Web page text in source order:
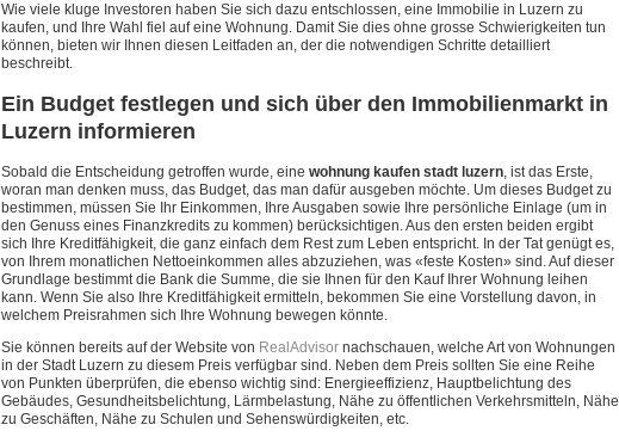
Wie viele kluge Investoren haben Sie sich dazu entschlossen, eine Immobilie in Luzern zu
kaufen, und Ihre Wahl fiel auf eine Wohnung. Damit Sie dies ohne grosse Schwierigkeiten tun
können, bieten wir Ihnen diesen Leitfaden an, der die notwendigen Schritte detailliert
beschreibt.
Ein Budget festlegen und sich über den Immobilienmarkt in
Luzern informieren
Sobald die Entscheidung getroffen wurde, eine wohnung kaufen stadt luzern, ist das Erste,
woran man denken muss, das Budget, das man dafür ausgeben möchte. Um dieses Budget zu
bestimmen, müssen Sie Ihr Einkommen, Ihre Ausgaben sowie Ihre persönliche Einlage (um in
den Genuss eines Finanzkredits zu kommen) berücksichtigen. Aus den ersten beiden ergibt
sich Ihre Kreditfähigkeit, die ganz einfach dem Rest zum Leben entspricht. In der Tat genügt es,
von Ihrem monatlichen Nettoeinkommen alles abzuziehen, was «feste Kosten» sind. Auf dieser
Grundlage bestimmt die Bank die Summe, die sie Ihnen für den Kauf Ihrer Wohnung leihen
kann. Wenn Sie also Ihre Kreditfähigkeit ermitteln, bekommen Sie eine Vorstellung davon, in
welchem Preisrahmen sich Ihre Wohnung bewegen könnte.
Sie können bereits auf der Website von RealAdvisor nachschauen, welche Art von Wohnungen
in der Stadt Luzern zu diesem Preis verfügbar sind. Neben dem Preis sollten Sie eine Reihe
von Punkten überprüfen, die ebenso wichtig sind: Energieeffizienz, Hauptbelichtung des
Gebäudes, Gesundheitsbelichtung, Lärmbelastung, Nähe zu öffentlichen Verkehrsmitteln, Nähe
zu Geschäften, Nähe zu Schulen und Sehenswürdigkeiten, etc.